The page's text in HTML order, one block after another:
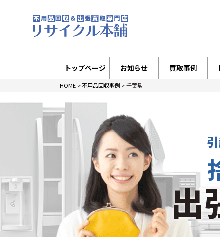
トップページ お知らせ 買取事例
HOME > 不用品回収事例 >千葉県
出